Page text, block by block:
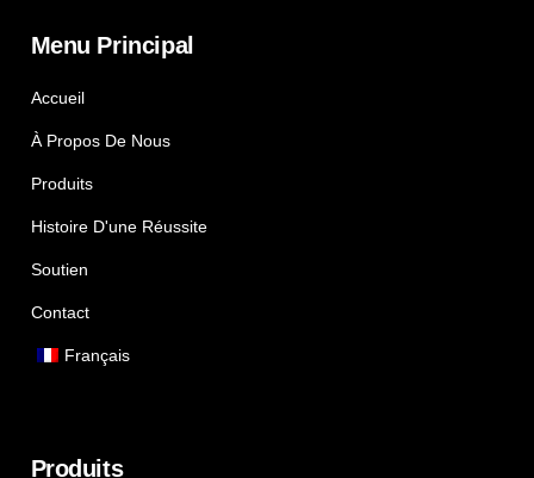
Menu Principal
Accueil
À Propos De Nous
Produits
Histoire D'une Réussite
Soutien
Contact
Français
Produits